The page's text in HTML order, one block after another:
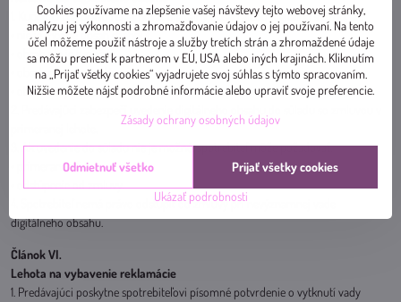
1. Kupujúci má právo reklamovať digitálny obsah alebo digitálnu službu, ak:
• nie je možné obsah stiahnuť,
• obsah nie je funkčný,
• obsah nezodpovedá popisu,
• obsah nie je sprístupnený po úhrade.
3. Ak uvedenie do súladu nie je možné, spotrebiteľ môže požadovať:
• primeranú zľavu,
• odstúpenie od zmluvy.
4. Spotrebiteľ nemá právo odstúpiť od zmluvy pri nevýznamnej vade
digitálneho obsahu.
Článok VI.
Lehota na vybavenie reklamácie
1. Predávajúci poskytne spotrebiteľovi písomné potvrdenie o vytknutí vady
Cookies používame na zlepšenie vašej návštevy tejto webovej stránky,
analýzu jej výkonnosti a zhromažďovanie údajov o jej používaní. Na tento
účel môžeme použiť nástroje a služby tretích strán a zhromaždené údaje
sa môžu preniesť k partnerom v EÚ, USA alebo iných krajinách. Kliknutím
na „Prijať všetky cookies“ vyjadrujete svoj súhlas s týmto spracovaním.
Nižšie môžete nájsť podrobné informácie alebo upraviť svoje preferencie.
Zásady ochrany osobných údajov
Ukázať podrobnosti
Prijať všetky cookies
Odmietnuť všetko